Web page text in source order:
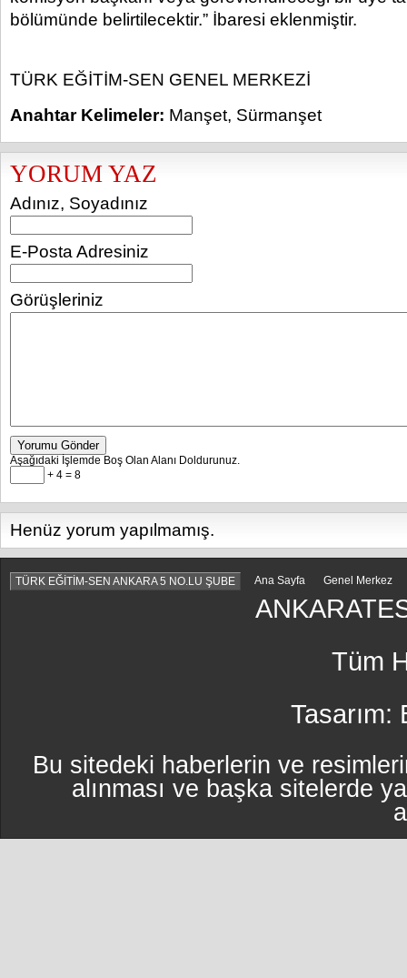
bölümünde belirtilecektir.” İbaresi eklenmiştir.
TÜRK EĞİTİM-SEN GENEL MERKEZİ
Anahtar Kelimeler: Manşet, Sürmanşet
YORUM YAZ
Adınız, Soyadınız
E-Posta Adresiniz
Görüşleriniz
Yorumu Gönder
Aşağıdaki İşlemde Boş Olan Alanı Doldurunuz.
+ 4 = 8
Henüz yorum yapılmamış.
TÜRK EĞİTİM-SEN ANKARA 5 NO.LU ŞUBE Ana Sayfa Genel Merkez
Tüm
Tasarım:
Bu sitedeki haberlerin ve
alınması ve başka sitelerde